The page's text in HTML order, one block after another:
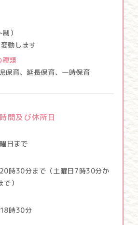
）
動します
種類
保育、延長保育、一時保育
間及び休所日
日まで
時30分まで（土曜日7時30分か
）
時30分